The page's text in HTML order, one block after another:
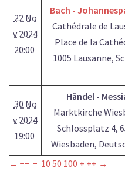
22 No
v 2024
20:00
Bach -
Cathédrale de
Place de la
1005 Lausanne,
30 No
v 2024
19:00
Händel -
Marktkirche
Schlossplatz 4,
Wiesbaden,
← −− − 10 50 100 + ++ →